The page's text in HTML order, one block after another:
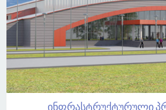
ინფრასტრუქტურული